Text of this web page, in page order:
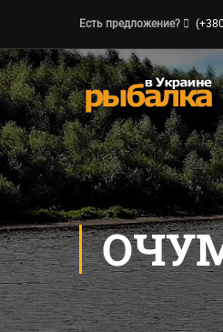
Есть предложение?